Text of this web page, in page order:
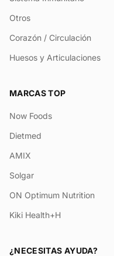
Otros
Corazón / Circulación
Huesos y Articulaciones
MARCAS TOP
Now Foods
Dietmed
AMIX
Solgar
ON Optimum Nutrition
Kiki Health+H
¿NECESITAS AYUDA?